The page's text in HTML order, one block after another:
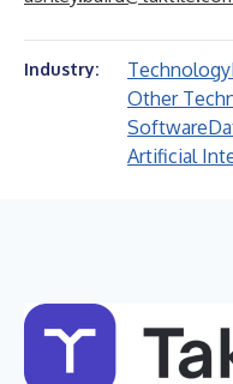
Industry: Technology
Other
Software
Artificial